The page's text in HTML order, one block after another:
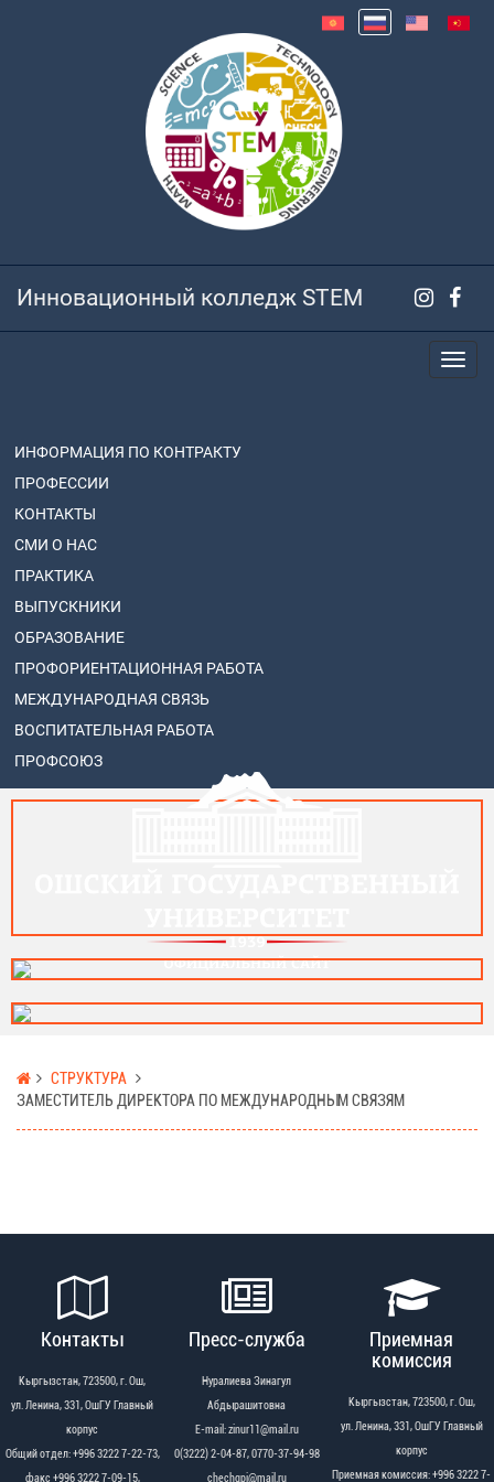
Инновационный колледж STEM
ИНФОРМАЦИЯ ПО КОНТРАКТУ
ПРОФЕССИИ
КОНТАКТЫ
СМИ О НАС
ПРАКТИКА
ВЫПУСКНИКИ
ОБРАЗОВАНИЕ
ПРОФОРИЕНТАЦИОННАЯ РАБОТА
МЕЖДУНАРОДНАЯ СВЯЗЬ
ВОСПИТАТЕЛЬНАЯ РАБОТА
ПРОФСОЮЗ
СТРУКТУРА
ЗАМЕСТИТЕЛЬ ДИРЕКТОРА ПО МЕЖДУНАРОДНЫМ СВЯЗЯМ
Контакты
Кыргызстан, 723500, г. Ош,
ул. Ленина, 331, ОшГУ Главный
корпус
Общий отдел: +996 3222 7-22-73,
факс +996 3222 7-09-15,
Пресс-служба
Нуралиева Зинагул
Абдырашитовна
Е-mail: zinur11@mail.ru
0(3222) 2-04-87, 0770-37-94-98
chechgpi@mail.ru
Приемная
комиссия
Кыргызстан, 723500, г. Ош,
ул. Ленина, 331, ОшГУ Главный
корпус
Приемная комиссия: +996 3222 7-